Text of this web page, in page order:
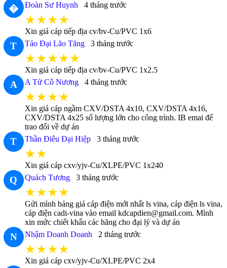
� Đoàn Sư Huynh 4 tháng trước
★★★★
Xin giá cáp tiếp địa cv/bv-Cu/PVC 1x6
T Tảo Đại Lão Tăng 3 tháng trước
★★★★★
Xin giá cáp tiếp địa cv/bv-Cu/PVC 1x2.5
A A Tử Cô Nương 4 tháng trước
★★★★
Xin giá cáp ngầm CXV/DSTA 4x10, CXV/DSTA 4x16,
CXV/DSTA 4x25 số lượng lớn cho công trình. IB emai để
trao đổi về dự án
T Thần Điêu Đại Hiệp 3 tháng trước
★★
Xin giá cáp cxv/yjv-Cu/XLPE/PVC 1x240
Q Quách Tương 3 tháng trước
★★★★
Gửi mình bảng giá cáp điện mới nhất ls vina, cáp điện ls vina,
cáp điện cadi-vina vào email kdcapdien@gmail.com. Mình
xin mức chiết khấu các hãng cho đại lý và dự án
N Nhậm Doanh Doanh 2 tháng trước
★★★★
Xin giá cáp cxv/yjv-Cu/XLPE/PVC 2x4